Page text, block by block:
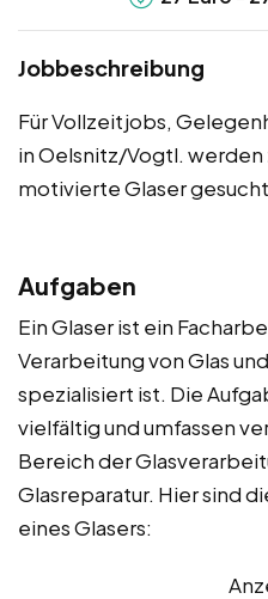
Jobbeschreibung
Für Vollzeitjobs,
in Oelsnitz/Vogtl. werden
motivierte Glaser
Aufgaben
Ein Glaser ist ein
Verarbeitung von Glas
spezialisiert ist. Die
vielfältig und umfassen
Bereich der
Glasreparatur. Hier sind
eines Glasers: